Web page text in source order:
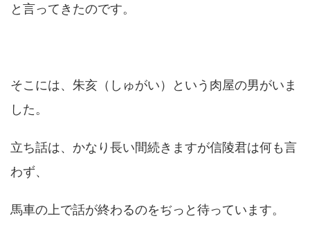
と言ってきたのです。
そこには、朱亥（しゅがい）という肉屋の男がいま
した。
立ち話は、かなり長い間続きますが信陵君は何も言
わず、
馬車の上で話が終わるのをぢっと待っています。